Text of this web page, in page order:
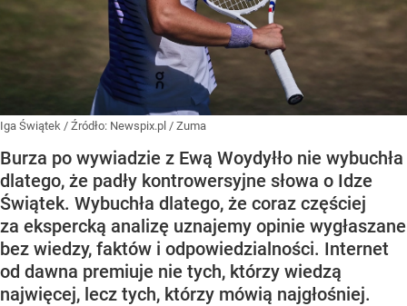
Iga Świątek / Źródło: Newspix.pl / Zuma
Burza po wywiadzie z Ewą Woydyłło nie wybuchła
dlatego, że padły kontrowersyjne słowa o Idze
Świątek. Wybuchła dlatego, że coraz częściej
za ekspercką analizę uznajemy opinie wygłaszane
bez wiedzy, faktów i odpowiedzialności. Internet
od dawna premiuje nie tych, którzy wiedzą
najwięcej, lecz tych, którzy mówią najgłośniej.